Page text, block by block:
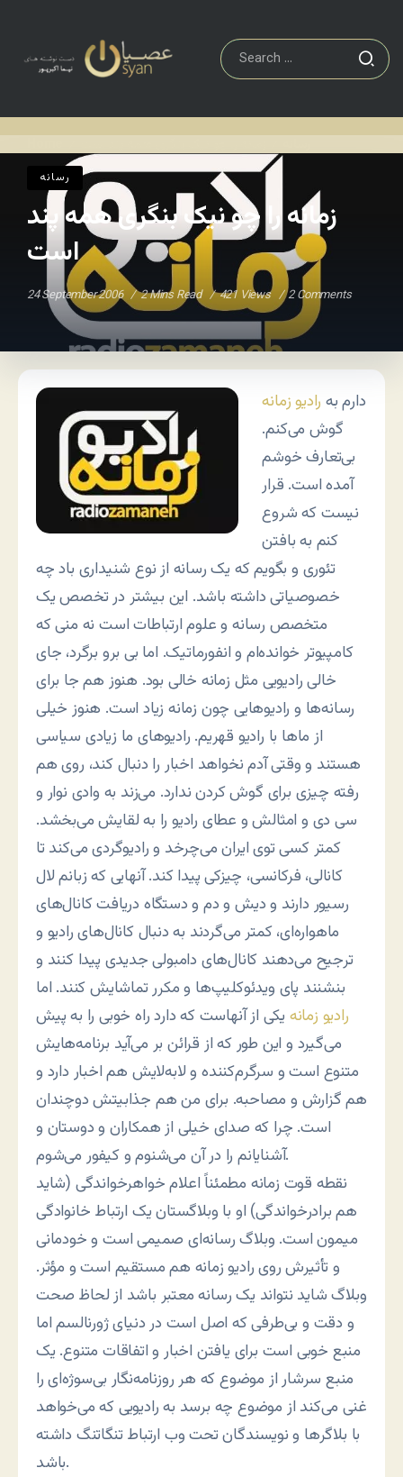
رسانه
زمانه را چو نیک بنگری همه پند
است
24 September 2006 2 Mins Read 421 Views 2 Comments
دارم به رادیو زمانه
گوش می‌کنم.
بی‌تعارف خوشم
آمده است. قرار
نیست که شروع
کنم به بافتن
تئوری و بگویم که یک رسانه از نوع شنیداری باد چه
خصوصیاتی داشته باشد. این بیشتر در تخصص یک
متخصص رسانه و علوم ارتباطات است نه منی که
کامپیوتر خوانده‌ام و انفورماتیک. اما بی برو برگرد، جای
خالی رادیویی مثل زمانه خالی بود. هنوز هم جا برای
رسانه‌ها و رادیوهایی چون زمانه زیاد است. هنوز خیلی
از ماها با رادیو قهریم. رادیوهای ما زیادی سیاسی
هستند و وقتی آدم نخواهد اخبار را دنبال کند، روی هم
رفته چیزی برای گوش کردن ندارد. می‌زند به وادی نوار و
سی دی و امثالش و عطای رادیو را به لقایش می‌بخشد.
کمتر کسی توی ایران می‌چرخد و رادیوگردی می‌کند تا
کانالی، فرکانسی، چیزکی پیدا کند. آنهایی که زبانم لال
رسیور دارند و دیش و دم و دستگاه دریافت کانال‌های
ماهواره‌ای، کمتر می‌گردند به دنبال کانال‌های رادیو و
ترجیح می‌دهند کانال‌های دامبولی جدیدی پیدا کنند و
بنشنند پای ویدئوکلیپ‌ها و مکرر تماشایش کنند. اما
رادیو زمانه یکی از آنهاست که دارد راه خوبی را به پیش
می‌گیرد و این طور که از قرائن بر می‌آید برنامه‌هایش
متنوع است و سرگرم‌کننده و لابه‌لایش هم اخبار دارد و
هم گزارش و مصاحبه. برای من هم جذابیتش دوچندان
است. چرا که صدای خیلی از همکاران و دوستان و
آشنایانم را در آن می‌شنوم و کیفور می‌شوم.
نقطه قوت زمانه مطمئناً اعلام خواهرخواندگی (شاید
هم برادرخواندگی) او با وبلاگستان یک ارتباط خانوادگی
میمون است. وبلاگ رسانه‌ای صمیمی است و خودمانی
و تأثیرش روی رادیو زمانه هم مستقیم است و مؤثر.
وبلاگ شاید نتواند یک رسانه معتبر باشد از لحاظ صحت
و دقت و بی‌طرفی که اصل است در دنیای ژورنالسم اما
منبع خوبی است برای یافتن اخبار و اتفاقات متنوع. یک
منبع سرشار از موضوع که هر روزنامه‌نگار بی‌سوژه‌ای را
غنی می‌کند از موضوع چه برسد به رادیویی که می‌خواهد
با بلاگرها و نویسندگان تحت وب ارتباط تنگاتنگ داشته
باشد.